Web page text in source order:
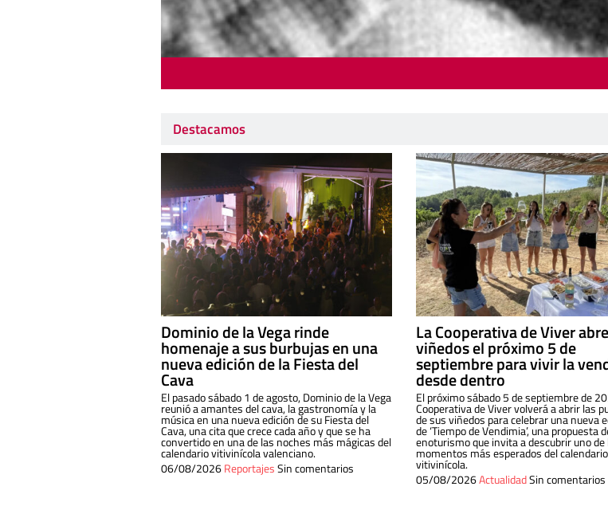
Destacamos
Dominio de la Vega rinde
homenaje a sus burbujas en una
nueva edición de la Fiesta del
Cava
El pasado sábado 1 de agosto, Dominio de la Vega
reunió a amantes del cava, la gastronomía y la
música en una nueva edición de su Fiesta del
Cava, una cita que crece cada año y que se ha
convertido en una de las noches más mágicas del
calendario vitivinícola valenciano.
06/08/2026ReportajesSin comentarios
La Cooperativa de Viver
viñedos el próximo 5 de
septiembre para vivir la
desde dentro
El próximo sábado 5 de septiembre de
Cooperativa de Viver volverá a abrir las
de sus viñedos para celebrar una nueva
de ‘Tiempo de Vendimia’, una propuesta
enoturismo que invita a descubrir uno de
momentos más esperados del calendario
vitivinícola.
05/08/2026ActualidadSin comentarios